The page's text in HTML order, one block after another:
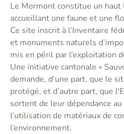
Le Mormont constitue un
accueillant une faune et une
Ce site inscrit à l’Inventaire
et monuments naturels
mis en péril par l’exploitation
Une initiative cantonale «
demande, d’une part, que le
protégé, et d’autre part, que
sortent de leur dépendance
l’utilisation de matériaux de
l’environnement.